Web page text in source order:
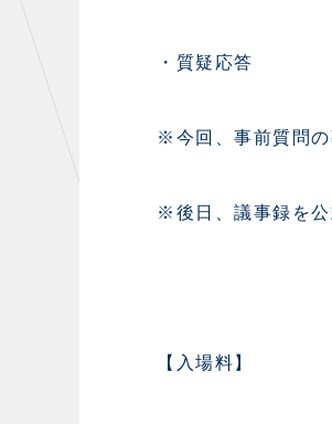
・質疑応答
※今回、事前質問の
※後日、議事録を公
【入場料】